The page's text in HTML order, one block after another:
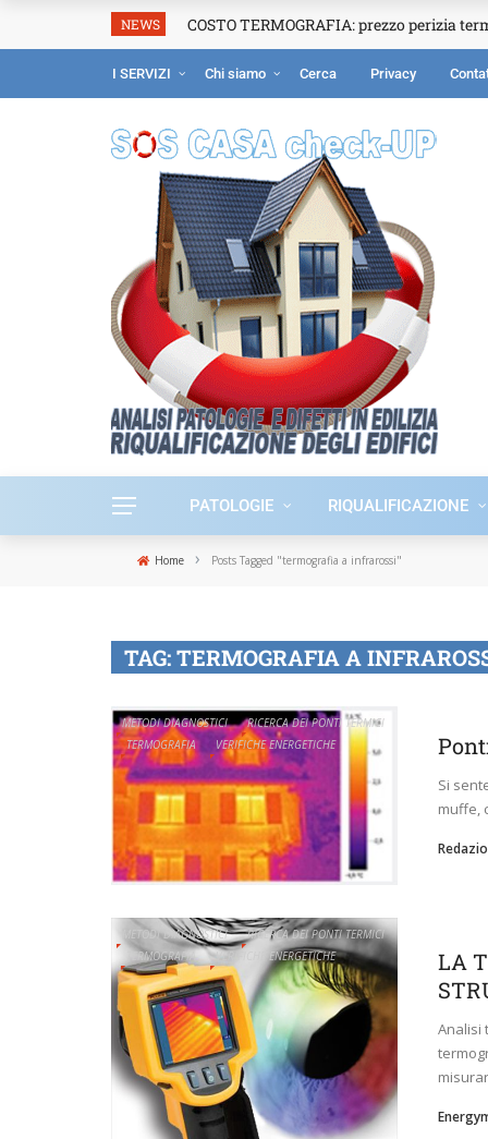
NEWS COSTO TERMOGRAFIA: prezzo perizia
I SERVIZI Chi siamo Cerca Privacy
PATOLOGIE RIQUALIFICAZIONE
Home › Posts Tagged "termografia a infrarossi"
TAG:TERMOGRAFIA A
METODI DIAGNOSTICI
RICERCA DEI PONTI TERMICI
TERMOGRAFIA
VERIFICHE ENERGETICHE
Si
muffe,
METODI DIAGNOSTICI
RICERCA DEI PONTI TERMICI
TERMOGRAFIA
VERIFICHE ENERGETICHE
LA
Analisi